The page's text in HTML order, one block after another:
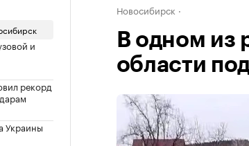
и
рекорд
Украины
Новосибирск
В одном из
области